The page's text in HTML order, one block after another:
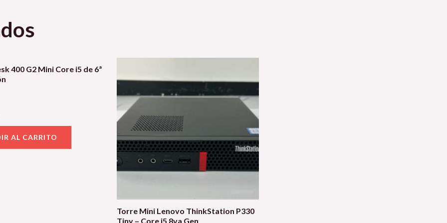
400 G2 Mini Core i5 de 6ª
AL CARRITO
Torre Mini Lenovo ThinkStation P330
Tiny – Core i5 8va Gen